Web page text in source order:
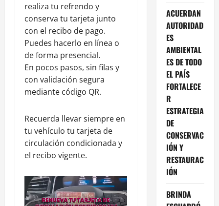
realiza tu refrendo y
conserva tu tarjeta junto
con el recibo de pago.
Puedes hacerlo en línea o
de forma presencial.
En pocos pasos, sin filas y
con validación segura
mediante código QR.
Recuerda llevar siempre en
tu vehículo tu tarjeta de
circulación condicionada y
el recibo vigente.
ACUERDAN
AUTORIDAD
ES
AMBIENTAL
ES DE TODO
EL PAÍS
FORTALECE
R
ESTRATEGIA
DE
CONSERVAC
IÓN Y
RESTAURAC
IÓN
BRINDA